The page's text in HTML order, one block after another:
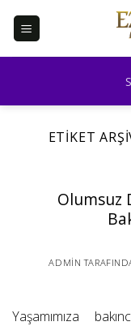
ETIKET
Olumsuz
ADMIN
Yaşamımıza